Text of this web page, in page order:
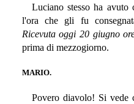
Luciano stesso ha
l'ora che gli fu
Ricevuta oggi 20 giugno
prima di mezzogiorno.
MARIO.
Povero diavolo! Si vede